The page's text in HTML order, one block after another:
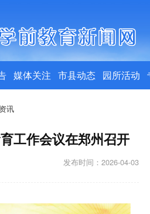
媒体关注 市县动态 园所活动
讯
工作会议在郑州召开
发布时间：2026-04-03